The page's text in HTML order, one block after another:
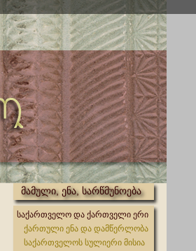
მამული, ენა, სარწმუნოება
საქართველო და ქართველი ერი
ქართული ენა და დამწერლობა
საქართველოს სულიერი მისია